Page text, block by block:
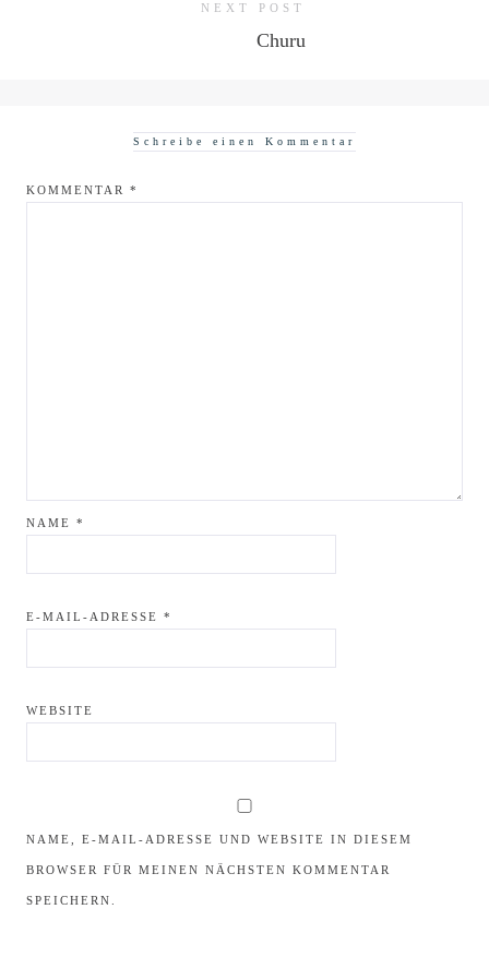
NEXT POST
Churu
Schreibe einen Kommentar
KOMMENTAR *
NAME *
E-MAIL-ADRESSE *
WEBSITE
NAME, E-MAIL-ADRESSE UND WEBSITE IN DIESEM
BROWSER FÜR MEINEN NÄCHSTEN KOMMENTAR
SPEICHERN.